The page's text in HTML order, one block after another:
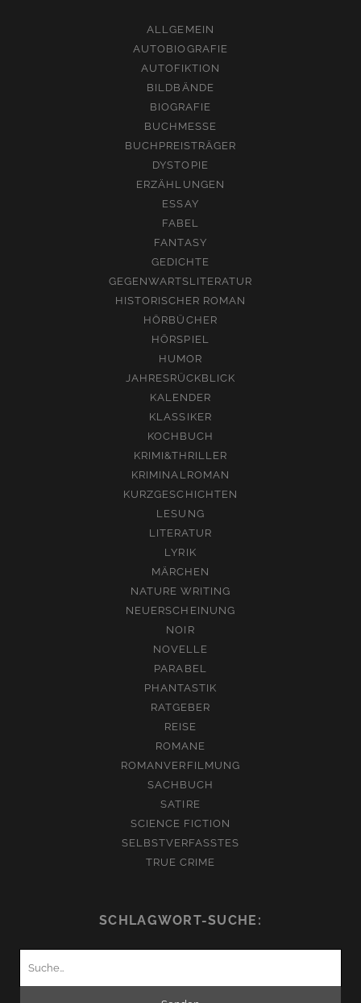
ALLGEMEIN
AUTOBIOGRAFIE
AUTOFIKTION
BILDBÄNDE
BIOGRAFIE
BUCHMESSE
BUCHPREISTRÄGER
DYSTOPIE
ERZÄHLUNGEN
ESSAY
FABEL
FANTASY
GEDICHTE
GEGENWARTSLITERATUR
HISTORISCHER ROMAN
HÖRBÜCHER
HÖRSPIEL
HUMOR
JAHRESRÜCKBLICK
KALENDER
KLASSIKER
KOCHBUCH
KRIMI&THRILLER
KRIMINALROMAN
KURZGESCHICHTEN
LESUNG
LITERATUR
LYRIK
MÄRCHEN
NATURE WRITING
NEUERSCHEINUNG
NOIR
NOVELLE
PARABEL
PHANTASTIK
RATGEBER
REISE
ROMANE
ROMANVERFILMUNG
SACHBUCH
SATIRE
SCIENCE FICTION
SELBSTVERFASSTES
TRUE CRIME
SCHLAGWORT-SUCHE: